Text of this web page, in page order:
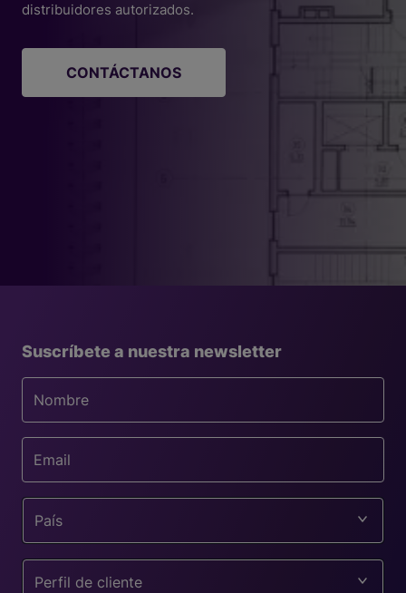
distribuidores autorizados.
CONTÁCTANOS
Suscríbete a nuestra newsletter
País
Perfil de cliente